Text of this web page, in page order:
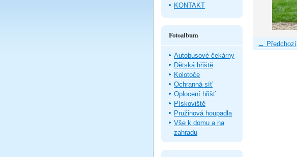
← Předchozí
KONTAKT
Fotoalbum
Autobusové čekárny
Dětská hřiště
Kolotoče
Ochranná síť
Oplocení hřišť
Pískoviště
Pružinová houpadla
Vše k domu a na
zahradu